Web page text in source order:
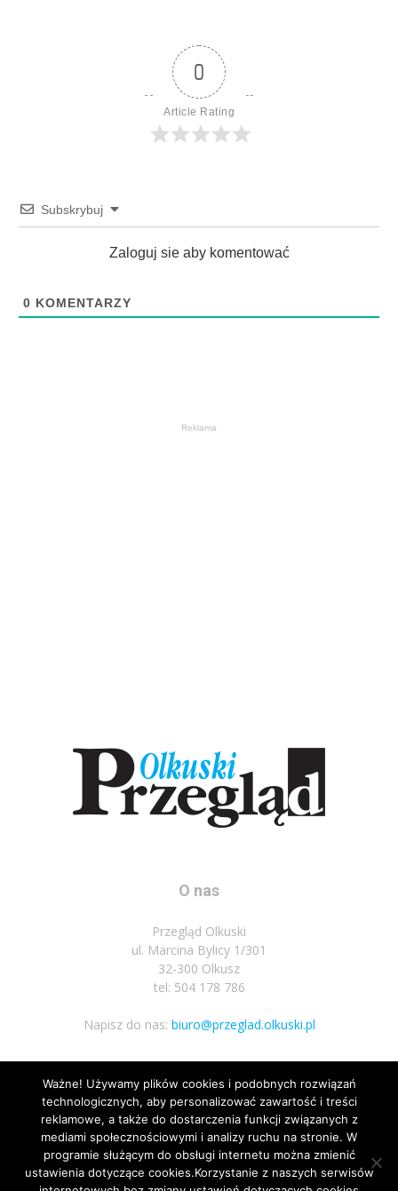
0
Article Rating
Subskrybuj
Zaloguj sie aby komentować
0 KOMENTARZY
Reklama
O nas
Przegląd Olkuski
ul. Marcina Bylicy 1/301
32-300 Olkusz
tel: 504 178 786
Napisz do nas: biuro@przeglad.olkuski.pl
Podążaj za nami
Ważne! Używamy plików cookies i podobnych rozwiązań
technologicznych, aby personalizować zawartość i treści
reklamowe, a także do dostarczenia funkcji związanych z
mediami społecznościowymi i analizy ruchu na stronie. W
programie służącym do obsługi internetu można zmienić
ustawienia dotyczące cookies.Korzystanie z naszych serwisów